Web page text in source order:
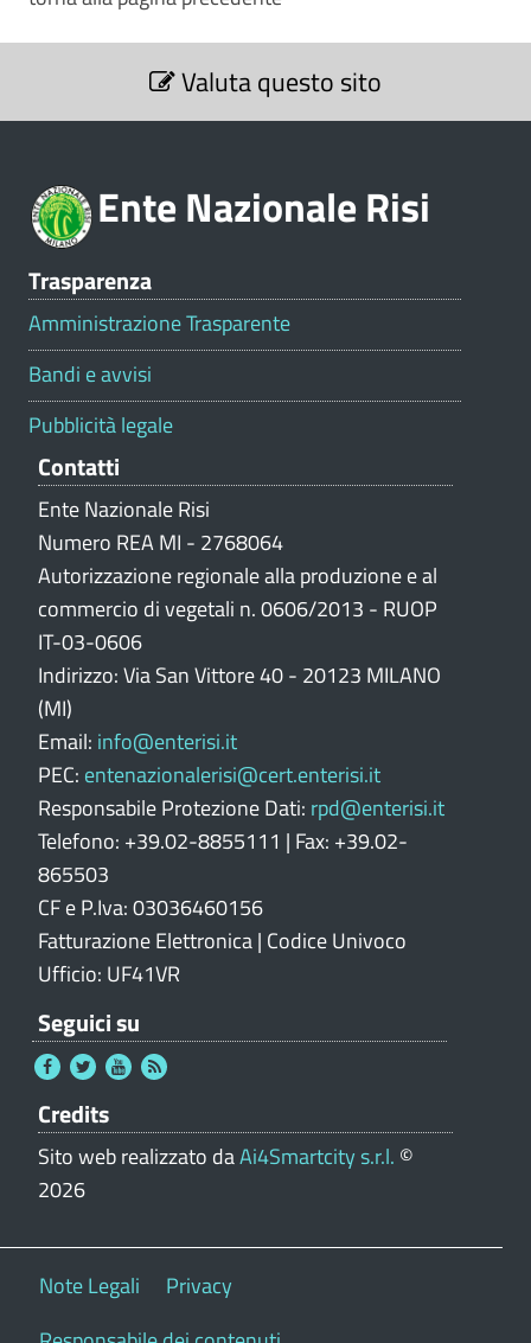
S
z
Valuta questo sito
Ente Nazionale Risi
Trasparenza
Amministrazione Trasparente
Bandi e avvisi
Pubblicità legale
Contatti
Ente Nazionale Risi
Numero REA MI - 2768064
Autorizzazione regionale alla produzione e al
commercio di vegetali n. 0606/2013 - RUOP
IT-03-0606
Indirizzo: Via San Vittore 40 - 20123 MILANO
(MI)
Email: info@enterisi.it
PEC: entenazionalerisi@cert.enterisi.it
Responsabile Protezione Dati: rpd@enterisi.it
Telefono: +39.02-8855111 | Fax: +39.02-
865503
CF e P.Iva: 03036460156
Fatturazione Elettronica | Codice Univoco
Ufficio: UF41VR
Seguici su
Credits
Sito web realizzato daAi4Smartcity s.r.l. ©
2026
Note Legali
Privacy